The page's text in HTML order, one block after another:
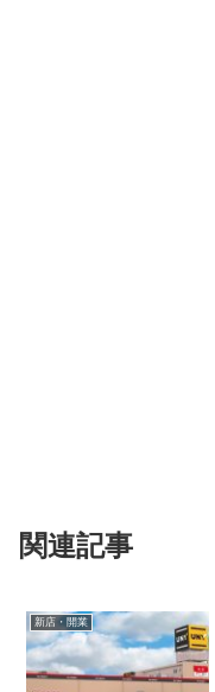
関連記事
新店・開業